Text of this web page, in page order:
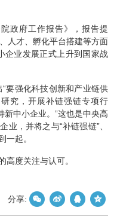
政府工作报告》，报告提
人才、孵化平台搭建等方面
企业发展正式上升到国家战
要强化科技创新和产业链供
究，开展补链强链专项行
新中小企业。”这也是中央高
业，并将之与“补链强链”、
一起。
高度关注与认可。
分享: